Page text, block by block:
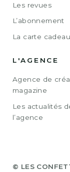
Les revues
L’abonnement
La carte cadeau
L'AGENCE
Agence de
magazine
Les actualités
l’agence
© LES